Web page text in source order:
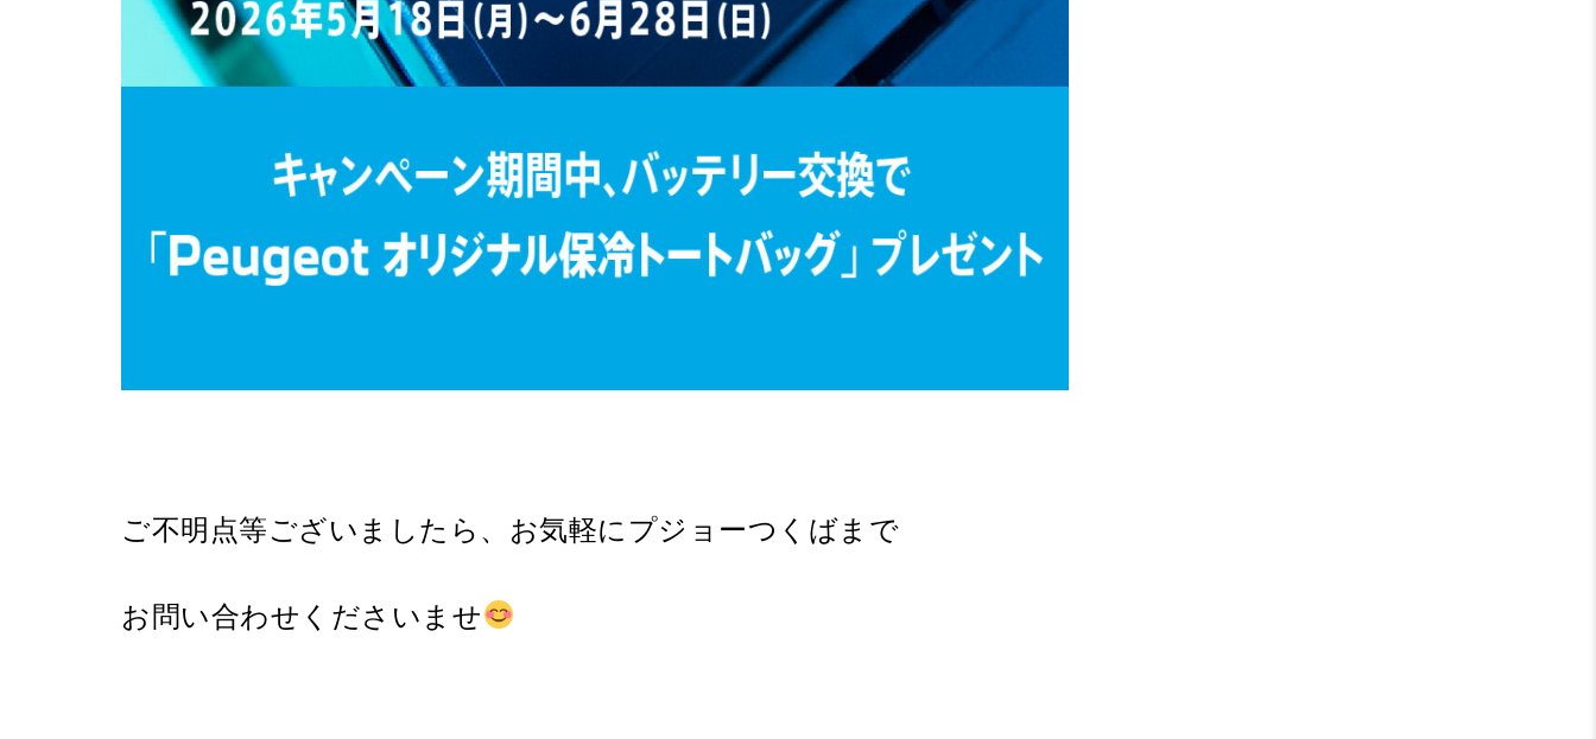
ご不明点等ございましたら、お気軽にプジョーつくばまで
お問い合わせくださいませ